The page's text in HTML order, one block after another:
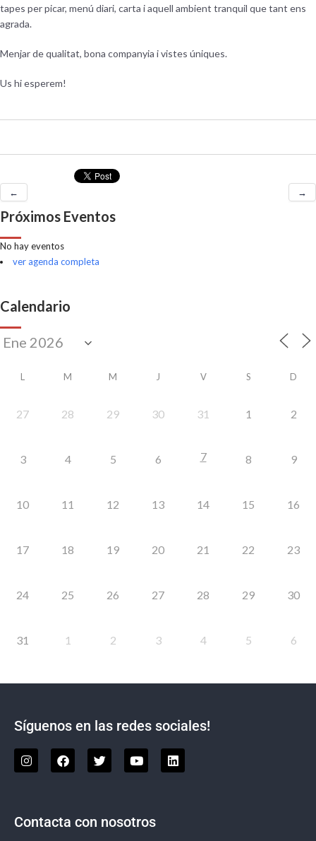
tapes per picar, menú diari, carta i aquell ambient tranquil que tant ens
agrada.
Menjar de qualitat, bona companyia i vistes úniques.
Us hi esperem!
← →
Próximos Eventos
No hay eventos
ver agenda completa
Calendario
L M M J V S D
27 28 29 30 31 1 2
3 4 5 6 7 8 9
10 11 12 13 14 15 16
17 18 19 20 21 22 23
24 25 26 27 28 29 30
31 1 2 3 4 5 6
Síguenos en las redes sociales!
Contacta con nosotros